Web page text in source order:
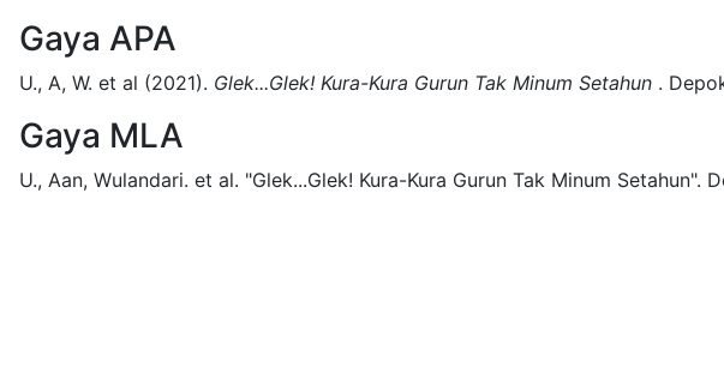
Gaya APA
U., A, W. et al (2021). Glek...Glek! Kura-Kura Gurun Tak Minum Setahun .
Gaya MLA
U., Aan, Wulandari. et al. "Glek...Glek! Kura-Kura Gurun Tak Minum Setahun".